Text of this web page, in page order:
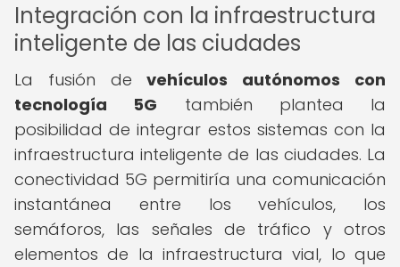
Integración con la infraestructura
inteligente de las ciudades
La fusión devehículos autónomos con
tecnología 5G también plantea la
posibilidad de integrar estos sistemas con la
infraestructura inteligente de las ciudades. La
conectividad 5G permitiría una comunicación
instantánea entre los vehículos, los
semáforos, las señales de tráfico y otros
elementos de la infraestructura vial, lo que